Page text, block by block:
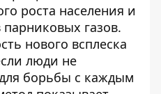
роста населения и
газов.
нового всплеска
люди не
борьбы с каждым